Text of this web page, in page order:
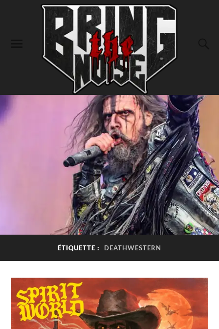
ÉTIQUETTE : DEATHWESTERN